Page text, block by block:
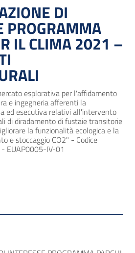
DI
PROGRAMMA
IL CLIMA 2021 –
esplorativa per l'affidamento
e ingegneria afferenti la
ed esecutiva relativi all'intervento
di diradamento di fustaie transitorie
la funzionalità ecologica e la
e stoccaggio CO2" - Codice
EUAP0005-IV-01